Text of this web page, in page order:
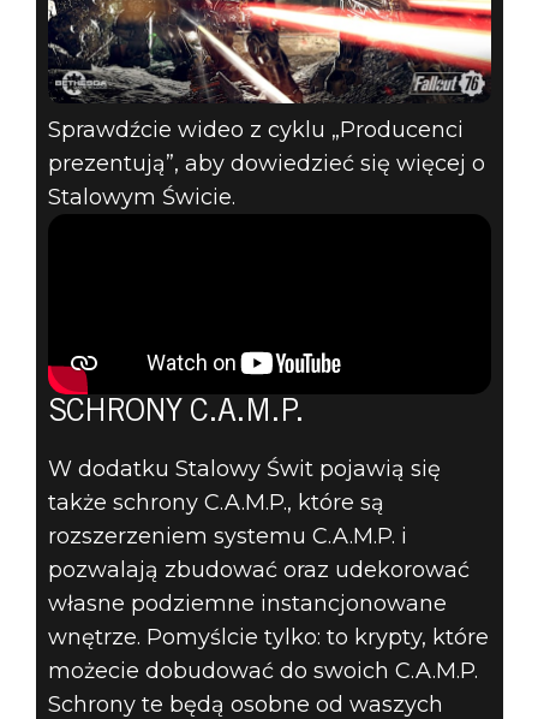
Sprawdźcie wideo z cyklu „Producenci
prezentują”, aby dowiedzieć się więcej o
Stalowym Świcie.
SCHRONY C.A.M.P.
W dodatku Stalowy Świt pojawią się
także schrony C.A.M.P., które są
rozszerzeniem systemu C.A.M.P. i
pozwalają zbudować oraz udekorować
własne podziemne instancjonowane
wnętrze. Pomyślcie tylko: to krypty, które
możecie dobudować do swoich C.A.M.P.
Schrony te będą osobne od waszych